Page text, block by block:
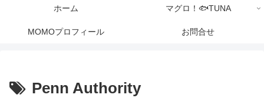
ホーム マグロ！🐟TUNA
MOMOプロフィール お問合せ
Penn Authority